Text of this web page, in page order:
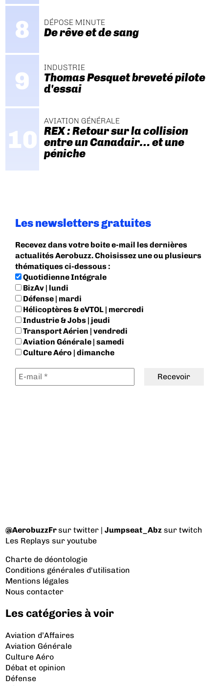
DÉPOSE MINUTE
De rêve et de sang
INDUSTRIE
Thomas Pesquet breveté pilote
d'essai
AVIATION GÉNÉRALE
REX : Retour sur la collision
entre un Canadair… et une
péniche
Les newsletters gratuites
Recevez dans votre boite e-mail les dernières
actualités Aerobuzz. Choisissez une ou plusieurs
thématiques ci-dessous :
Quotidienne Intégrale
BizAv | lundi
Défense | mardi
Hélicoptères & eVTOL | mercredi
Industrie & Jobs | jeudi
Transport Aérien | vendredi
Aviation Générale | samedi
Culture Aéro | dimanche
@AerobuzzFrsur twitter |Jumpseat_Abz sur twitch
Les Replays sur youtube
Charte de déontologie
Conditions générales d'utilisation
Mentions légales
Nous contacter
Les catégories à voir
Aviation d’Affaires
Aviation Générale
Culture Aéro
Débat et opinion
Défense